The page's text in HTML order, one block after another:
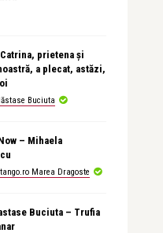
prietena și
a plecat, astăzi,
Buciuta
– Mihaela
Marea Dragoste
Buciuta – Trufia